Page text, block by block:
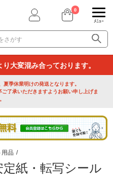
0
ﾒﾆｭｰ
大変混み合っております。
季休業明けの発送となります。
了承いただきますようお願い申し上げま
品 /
紙・転写シール